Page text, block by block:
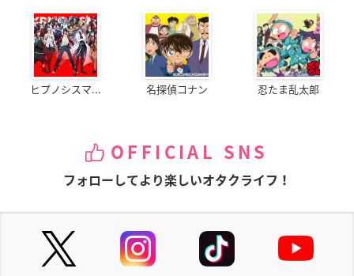
ヒプノシスマ... 名探偵コナン 忍たま乱太郎
OFFICIAL SNS
フォローしてより楽しいオタクライフ！